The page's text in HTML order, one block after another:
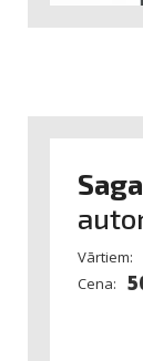
Vārtiem:
Cena: